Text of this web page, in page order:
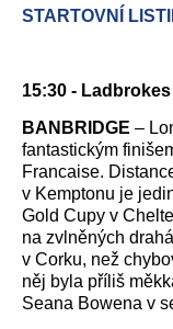
STARTOVNÍ
15:30 -
BANBRIDGE –
fantastickým
Francaise.
v Kemptonu je
Gold Cupy v
na zvlněných
v Corku, než
něj byla příliš
Seana Bowena v